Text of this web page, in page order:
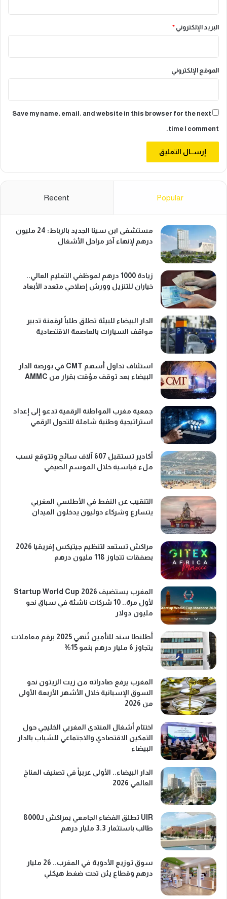
البريد الإلكتروني *
الموقع الإلكتروني
Save my name, email, and website in this browser for the next
time I comment.
Popular
Recent
مستشفى ابن سينا الجديد بالرباط: 24 مليون
درهم لإنهاء آخر مراحل الأشغال
زيادة 1000 درهم لموظفي التعليم العالي..
خياران للتنزيل وورش إصلاحي متعدد الأبعاد
الدار البيضاء للبيئة تطلق طلباً لرقمنة تدبير
مواقف السيارات بالعاصمة الاقتصادية
استئناف تداول أسهم CMT في بورصة الدار
البيضاء بعد توقف مؤقت بقرار من AMMC
جمعية مغرب المواطنة الرقمية تدعو إلى إعداد
استراتيجية وطنية شاملة للتحول الرقمي
أكادير تستقبل 607 آلاف سائح وتتوقع نسب
ملء قياسية خلال الموسم الصيفي
التنقيب عن النفط في الأطلسي المغربي
يتسارع وشركاء دوليون يدخلون الميدان
مراكش تستعد لتنظيم جيتيكس إفريقيا 2026
بصفقات تتجاوز 118 مليون درهم
المغرب يستضيف Startup World Cup 2026
لأول مرة.. 10 شركات ناشئة في سباق نحو
مليون دولار
أطلنطا سند للتأمين تُنهي 2025 برقم معاملات
يتجاوز 6 مليار درهم بنمو 15%
المغرب يرفع صادراته من زيت الزيتون نحو
السوق الإسبانية خلال الأشهر الأربعة الأولى
من 2026
اختتام أشغال المنتدى المغربي الخليجي حول
التمكين الاقتصادي والاجتماعي للشباب بالدار
البيضاء
الدار البيضاء.. الأولى عربياً في تصنيف المناخ
العالمي 2026
UIR تطلق الفضاء الجامعي بمراكش لـ8000
طالب باستثمار 3.3 مليار درهم
سوق توزيع الأدوية في المغرب.. 26 مليار
درهم وقطاع يئن تحت ضغط هيكلي